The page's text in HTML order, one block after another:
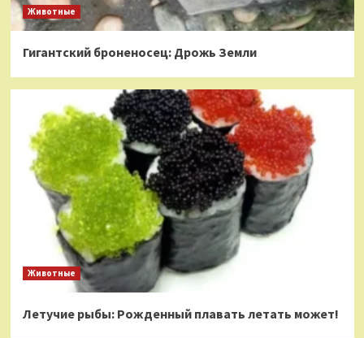
Животные
Гигантский броненосец: Дрожь Земли
Животные
Летучие рыбы: Рожденный плавать летать может!